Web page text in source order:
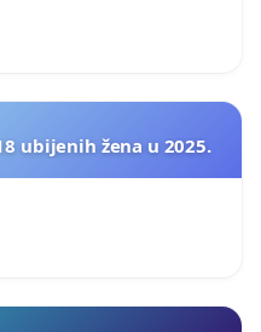
ubijenih žena u 2025.